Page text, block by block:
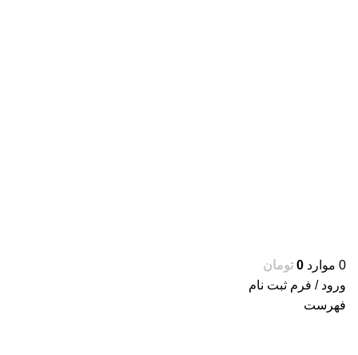
0 موارد 0 تومان
ورود / فرم ثبت نام
فهرست